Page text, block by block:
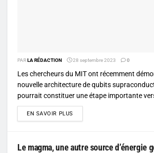
PARLA RÉDACTION 28 septembre 2023 0
Les chercheurs du MIT ont récemment
nouvelle architecture de qubits
pourrait constituer une étape importante
EN SAVOIR PLUS
Le magma, une autre source d’énergie